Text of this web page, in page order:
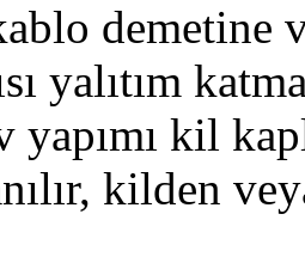
demetine
yalıtım
yapımı kil
kilden